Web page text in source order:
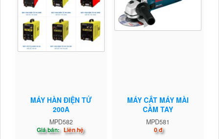
MÁY HÀN ĐIỆN TỬ
200A
MPD582
Giá bán: Liên hệ
MÁY CẮT MÁY MÀI
CẦM TAY
MPD581
0 đ